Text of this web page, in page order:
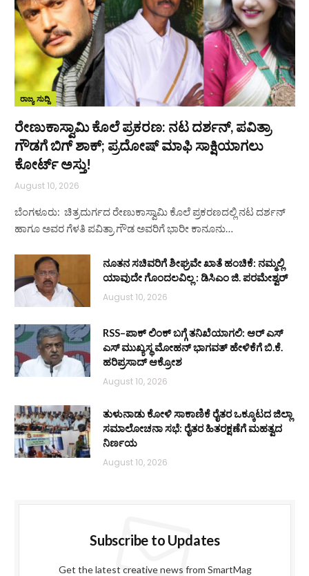
ರಾಜ್ಯ ಸುದ್ದಿ
ರೇಣುಕಾಸ್ವಾಮಿ ಕೊಲೆ ಪ್ರಕರಣ: ನಟ ದರ್ಶನ್‌, ಪವಿತ್ರಾ
ಗೌಡಗೆ ಬಿಗ್‌ ಶಾಕ್; ಪ್ರದೋಷ್‌ ಮಾಫಿ ಸಾಕ್ಷಿಯಾಗಲು
ಕೋರ್ಟ್‌ ಅಸ್ತು!
August 10, 2026
ಬೆಂಗಳೂರು: ಚಿತ್ರದುರ್ಗದ ರೇಣುಕಾಸ್ವಾಮಿ ಕೊಲೆ ಪ್ರಕರಣದಲ್ಲಿ ನಟ ದರ್ಶನ್‌
ಹಾಗೂ ಅವರ ಗೆಳತಿ ಪವಿತ್ರಾ ಗೌಡ ಅವರಿಗೆ ಭಾರೀ ಕಾನೂನು…
ನೂತನ ಸಚಿವರಿಗೆ ಶೀಘ್ರವೇ ಖಾತೆ ಹಂಚಿಕೆ: ನಮ್ಮಲ್ಲಿ
ಯಾವುದೇ ಗೊಂದಲವಿಲ್ಲ : ಡಿಸಿಎಂ ಜಿ. ಪರಮೇಶ್ವರ್
August 10, 2026
RSS–ಪಾಕ್ ಲಿಂಕ್ ಬಗ್ಗೆ ತನಿಖೆಯಾಗಲಿ: ಆರ್‌ ಎಸ್‌
ಎಸ್ ಮುಖ್ಯಸ್ಥ ಮೋಹನ್ ಭಾಗವತ್ ಹೇಳಿಕೆಗೆ ಬಿ.ಕೆ.
ಹರಿಪ್ರಸಾದ್ ಆಕ್ರೋಶ
August 10, 2026
ತುಳುನಾಡು ಕೋಳಿ ಸಾಕಾಣಿಕೆ ರೈತರ ಒಕ್ಕೂಟದ ಜಿಲ್ಲಾ
ಸಮಾಲೋಚನಾ ಸಭೆ: ರೈತರ ಹಿತರಕ್ಷಣೆಗೆ ಮಹತ್ವದ
ನಿರ್ಣಯ
August 10, 2026
Subscribe to Updates
Get the latest creative news from SmartMag